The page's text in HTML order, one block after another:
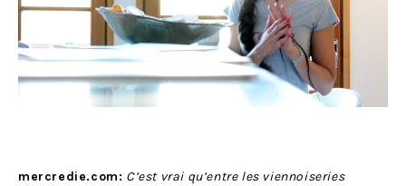
mercredie.com: C’est vrai qu’entre les viennoiseries